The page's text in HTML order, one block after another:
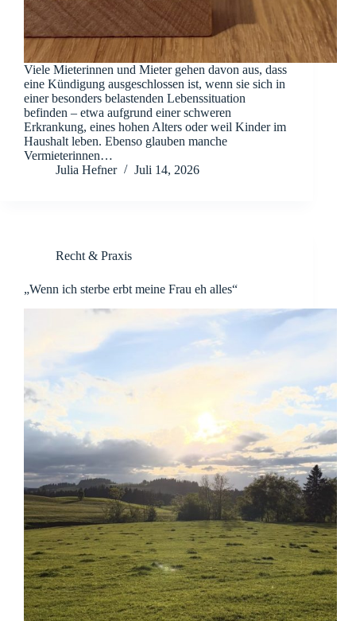
Viele Mieterinnen und Mieter gehen davon aus, dass
eine Kündigung ausgeschlossen ist, wenn sie sich in
einer besonders belastenden Lebenssituation
befinden – etwa aufgrund einer schweren
Erkrankung, eines hohen Alters oder weil Kinder im
Haushalt leben. Ebenso glauben manche
Vermieterinnen…
Julia Hefner
Juli 14, 2026
Recht & Praxis
„Wenn ich sterbe erbt meine Frau eh alles“